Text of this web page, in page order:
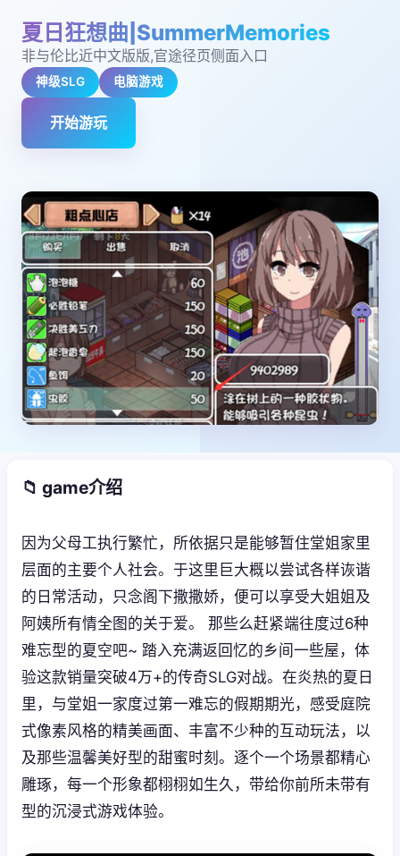
夏日狂想曲|SummerMemories
非与伦比近中文版版,官途径页侧面入口
神级SLG 电脑游戏
开始游玩
📁 game介绍
因为父母工执行繁忙，所依据只是能够暂住堂姐家里
层面的主要个人社会。于这里巨大概以尝试各样诙谐
的日常活动，只念阁下撒撒娇，便可以享受大姐姐及
阿姨所有情全图的关于爱。 那些么赶紧端往度过6种
难忘型的夏空吧~ 踏入充满返回忆的乡间一些屋，体
验这款销量突破4万+的传奇SLG对战。在炎热的夏日
里，与堂姐一家度过第一难忘的假期期光，感受庭院
式像素风格的精美画面、丰富不少种的互动玩法，以
及那些温馨美好型的甜蜜时刻。逐个一个场景都精心
雕琢，每一个形象都栩栩如生久，带给你前所未带有
型的沉浸式游戏体验。